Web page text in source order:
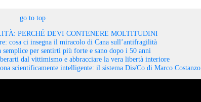
go to top
PERCHÉ DEVI CONTENERE MOLTITUDINI
cosa ci insegna il miracolo di Cana sull’antifragilità
per sentirti più forte e sano dopo i 50 anni
dal vittimismo e abbracciare la vera libertà interiore
scientificamente intelligente: il sistema Dis/Co di Marco Costanzo